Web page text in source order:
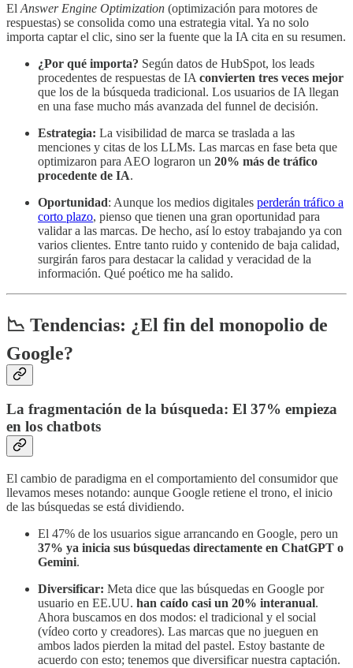
El Answer Engine Optimization (optimización para motores de
respuestas) se consolida como una estrategia vital. Ya no solo
importa captar el clic, sino ser la fuente que la IA cita en su resumen.
¿Por qué importa? Según datos de HubSpot, los leads
procedentes de respuestas de IA convierten tres veces mejor
que los de la búsqueda tradicional. Los usuarios de IA llegan
en una fase mucho más avanzada del funnel de decisión.
Estrategia: La visibilidad de marca se traslada a las
menciones y citas de los LLMs. Las marcas en fase beta que
optimizaron para AEO lograron un 20% más de tráfico
procedente de IA.
Oportunidad: Aunque los medios digitales perderán tráfico a
corto plazo, pienso que tienen una gran oportunidad para
validar a las marcas. De hecho, así lo estoy trabajando ya con
varios clientes. Entre tanto ruido y contenido de baja calidad,
surgirán faros para destacar la calidad y veracidad de la
información. Qué poético me ha salido.
📉 Tendencias: ¿El fin del monopolio de
Google?
La fragmentación de la búsqueda: El 37% empieza
en los chatbots
El cambio de paradigma en el comportamiento del consumidor que
llevamos meses notando: aunque Google retiene el trono, el inicio
de las búsquedas se está dividiendo.
El 47% de los usuarios sigue arrancando en Google, pero un
37% ya inicia sus búsquedas directamente en ChatGPT o
Gemini.
Diversificar: Meta dice que las búsquedas en Google por
usuario en EE.UU. han caído casi un 20% interanual.
Ahora buscamos en dos modos: el tradicional y el social
(vídeo corto y creadores). Las marcas que no jueguen en
ambos lados pierden la mitad del pastel. Estoy bastante de
acuerdo con esto; tenemos que diversificar nuestra captación.